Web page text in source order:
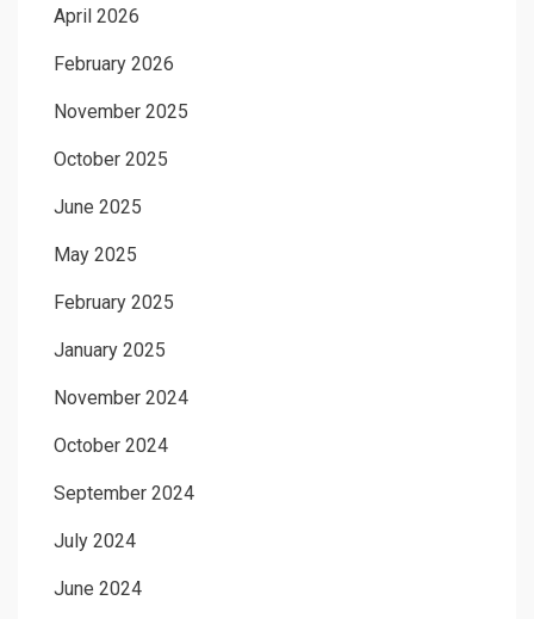
April 2026
February 2026
November 2025
October 2025
June 2025
May 2025
February 2025
January 2025
November 2024
October 2024
September 2024
July 2024
June 2024